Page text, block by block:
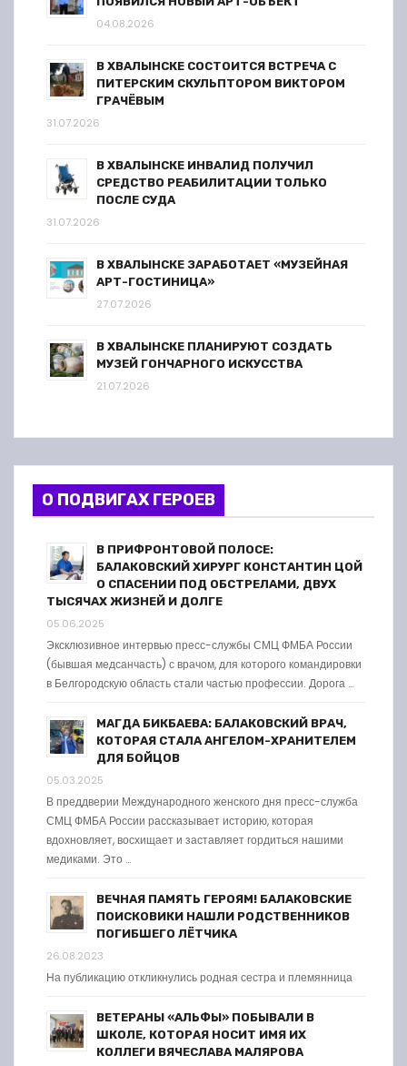
04.08.2026
В ХВАЛЫНСКЕ СОСТОИТСЯ ВСТРЕЧА С
ПИТЕРСКИМ СКУЛЬПТОРОМ ВИКТОРОМ
ГРАЧЁВЫМ
31.07.2026
В ХВАЛЫНСКЕ ИНВАЛИД ПОЛУЧИЛ
СРЕДСТВО РЕАБИЛИТАЦИИ ТОЛЬКО
ПОСЛЕ СУДА
31.07.2026
В ХВАЛЫНСКЕ ЗАРАБОТАЕТ «МУЗЕЙНАЯ
АРТ-ГОСТИНИЦА»
27.07.2026
В ХВАЛЫНСКЕ ПЛАНИРУЮТ СОЗДАТЬ
МУЗЕЙ ГОНЧАРНОГО ИСКУССТВА
21.07.2026
О ПОДВИГАХ ГЕРОЕВ
В ПРИФРОНТОВОЙ ПОЛОСЕ:
БАЛАКОВСКИЙ ХИРУРГ КОНСТАНТИН ЦОЙ
О СПАСЕНИИ ПОД ОБСТРЕЛАМИ, ДВУХ
ТЫСЯЧАХ ЖИЗНЕЙ И ДОЛГЕ
05.06.2025
Эксклюзивное интервью пресс-службы СМЦ ФМБА России
(бывшая медсанчасть) с врачом, для которого командировки
в Белгородскую область стали частью профессии. Дорога …
МАГДА БИКБАЕВА: БАЛАКОВСКИЙ ВРАЧ,
КОТОРАЯ СТАЛА АНГЕЛОМ-ХРАНИТЕЛЕМ
ДЛЯ БОЙЦОВ
05.03.2025
В преддверии Международного женского дня пресс-служба
СМЦ ФМБА России рассказывает историю, которая
вдохновляет, восхищает и заставляет гордиться нашими
медиками. Это …
ВЕЧНАЯ ПАМЯТЬ ГЕРОЯМ! БАЛАКОВСКИЕ
ПОИСКОВИКИ НАШЛИ РОДСТВЕННИКОВ
ПОГИБШЕГО ЛЁТЧИКА
26.08.2023
На публикацию откликнулись родная сестра и племянница
ВЕТЕРАНЫ «АЛЬФЫ» ПОБЫВАЛИ В
ШКОЛЕ, КОТОРАЯ НОСИТ ИМЯ ИХ
КОЛЛЕГИ ВЯЧЕСЛАВА МАЛЯРОВА